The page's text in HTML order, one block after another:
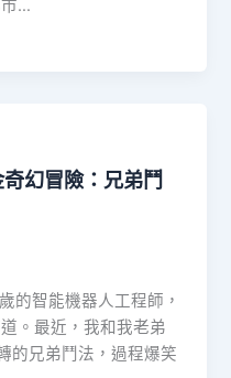
市…
幻冒險：兄弟鬥
的智能機器人工程師，
。最近，我和我老弟
的兄弟鬥法，過程爆笑